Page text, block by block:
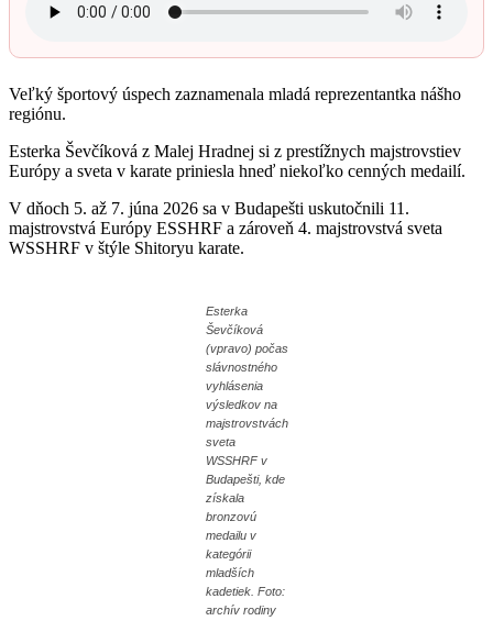
Veľký športový úspech zaznamenala mladá reprezentantka nášho
regiónu.
Esterka Ševčíková z Malej Hradnej si z prestížnych majstrovstiev
Európy a sveta v karate priniesla hneď niekoľko cenných medailí.
V dňoch 5. až 7. júna 2026 sa v Budapešti uskutočnili 11.
majstrovstvá Európy ESSHRF a zároveň 4. majstrovstvá sveta
WSSHRF v štýle Shitoryu karate.
Esterka
Ševčíková
(vpravo) počas
slávnostného
vyhlásenia
výsledkov na
majstrovstvách
sveta
WSSHRF v
Budapešti, kde
získala
bronzovú
medailu v
kategórii
mladších
kadetiek. Foto:
archív rodiny